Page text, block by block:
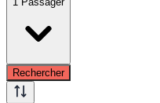
Rechercher